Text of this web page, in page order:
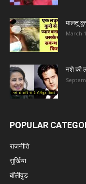
पालतू
March
नशे की
POPULAR
राजनीति
सुर्खिया
बॉलीवुड